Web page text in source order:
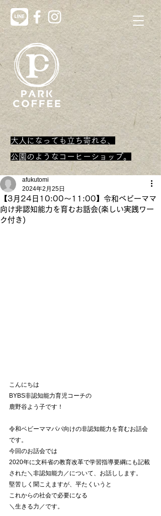
大人になっても立ち寄れる、
​公園のようなコーヒーショップ。
【3月24日10:00～11:00】令和ベビーママ
向け非認知能力を育むお話会(楽しい実践ワー
ク付き)
afukutomi
2024年2月25日
こんにちは
BYBS非認知能力育児コーチの
鹿野谷よう子です！
令和ベビーママパパ向けの非認知能力を育むお話会
です。
今回のお話会では
2020年に文科省の教育改革で学習指導要綱にも記載
された＼非認知能力／について、お話しします。
堅苦しく聞こえますが、平たくいうと
これからの社会で必要になる
＼生きる力／です。